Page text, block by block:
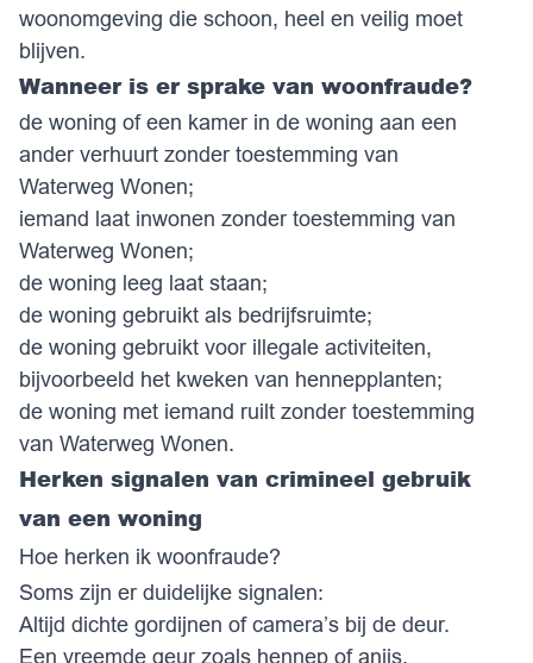
woonomgeving die schoon, heel en veilig moet
blijven.
Wanneer is er sprake van woonfraude?
de woning of een kamer in de woning aan een
ander verhuurt zonder toestemming van
Waterweg Wonen;
iemand laat inwonen zonder toestemming van
Waterweg Wonen;
de woning leeg laat staan;
de woning gebruikt als bedrijfsruimte;
de woning gebruikt voor illegale activiteiten,
bijvoorbeeld het kweken van hennepplanten;
de woning met iemand ruilt zonder toestemming
van Waterweg Wonen.
Herken signalen van crimineel gebruik
van een woning
Hoe herken ik woonfraude?
Soms zijn er duidelijke signalen:
Altijd dichte gordijnen of camera’s bij de deur.
Een vreemde geur zoals hennep of anijs.